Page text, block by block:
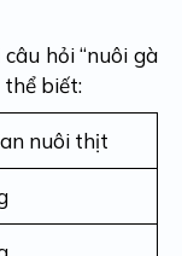
hỏi “nuôi gà
thể biết:
nuôi thịt